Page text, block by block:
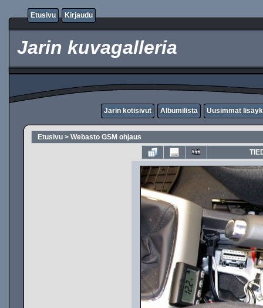
Etusivu Kirjaudu
Jarin kuvagalleria
Jarin kotisivut Albumilista Uusimmat
Etusivu > Webasto GSM ohjaus